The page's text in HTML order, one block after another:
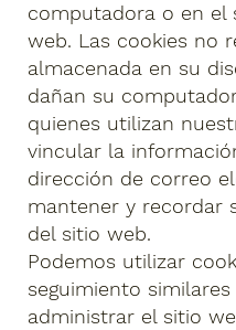
computadora o en el
web. Las cookies no
almacenada en su
dañan su
quienes utilizan
vincular la
dirección de correo
mantener y recordar
del sitio web.
Podemos utilizar
seguimiento
administrar el sitio